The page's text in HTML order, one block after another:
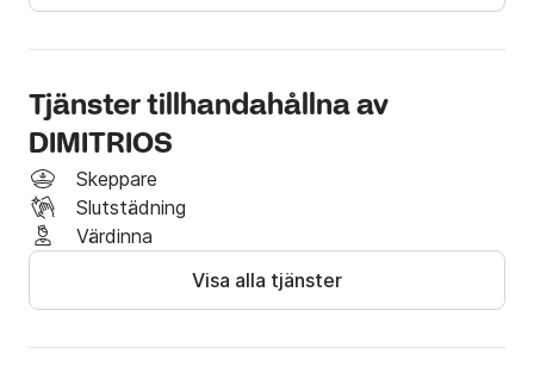
SUP (stand up paddleboard)
WiFi
Extra bekvämligheter mot en extra kostnad
Snorkellektion (beroende på tillgänglighet)
Skaldjurslunch (vid bokning)
Massagedag (vid bokning)
Yogadagen (efter bokning)
Transport till och från marinan.
En meny med utvalda drycker och snacks
Tjänster tillhandahållna av
DIMITRIOS
Skeppare
Slutstädning
Värdinna
Visa alla tjänster